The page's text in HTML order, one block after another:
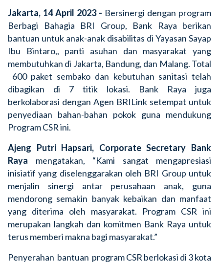
Jakarta, 14 April 2023 - Bersinergi dengan program
Berbagi Bahagia BRI Group, Bank Raya berikan
bantuan untuk anak-anak disabilitas di Yayasan Sayap
Ibu Bintaro,, panti asuhan dan masyarakat yang
membutuhkan di Jakarta, Bandung, dan Malang. Total
600 paket sembako dan kebutuhan sanitasi telah
dibagikan di 7 titik lokasi. Bank Raya juga
berkolaborasi dengan Agen BRILink setempat untuk
penyediaan bahan-bahan pokok guna mendukung
Program CSR ini.
Ajeng Putri Hapsari, Corporate Secretary Bank
Raya mengatakan, “Kami sangat mengapresiasi
inisiatif yang diselenggarakan oleh BRI Group untuk
menjalin sinergi antar perusahaan anak, guna
mendorong semakin banyak kebaikan dan manfaat
yang diterima oleh masyarakat. Program CSR ini
merupakan langkah dan komitmen Bank Raya untuk
terus memberi makna bagi masyarakat.”
Penyerahan bantuan program CSR berlokasi di 3 kota